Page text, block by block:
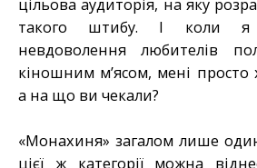
цільова аудиторія, на яку
такого штибу. І коли я
невдоволення любителів
кіношним м’ясом, мені просто
а на що ви чекали?
«Монахиня» загалом лише
цієї ж категорії можна